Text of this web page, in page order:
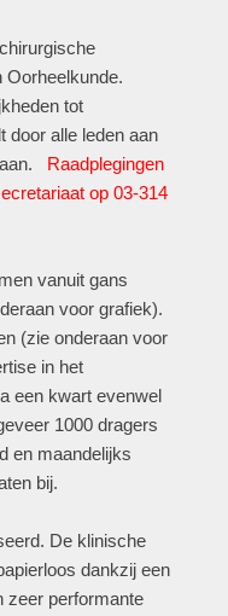
Oorheelkunde.
tot
door alle leden aan
Raadplegingen
op 03-314
vanuit gans
voor grafiek).
(zie onderaan voor
in het
een kwart evenwel
1000 dragers
en maandelijks
bij.
De klinische
dankzij een
zeer performante